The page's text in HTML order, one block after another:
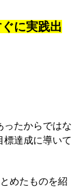
に実践出
ったからではな
標達成に導いて
めたものを紹